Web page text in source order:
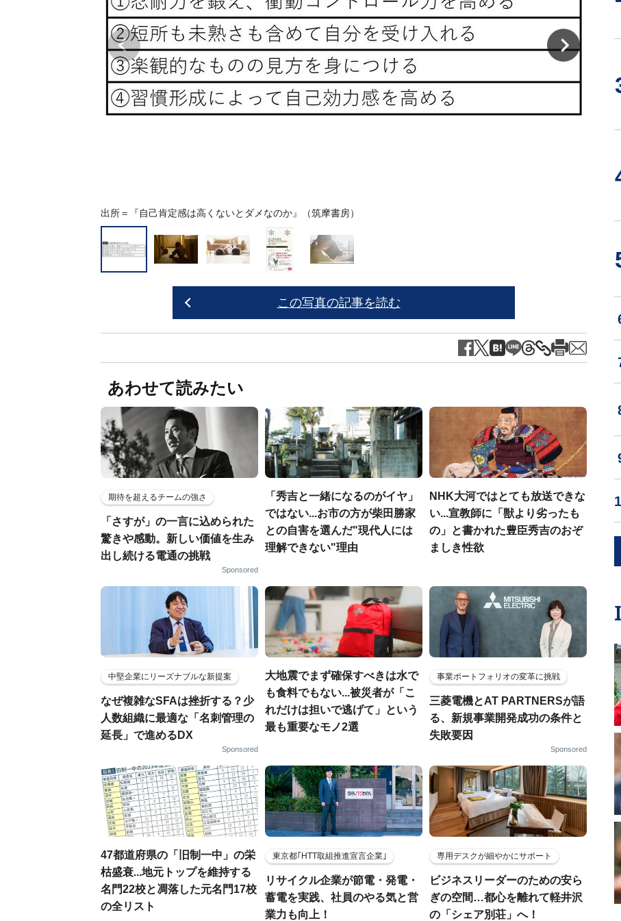
出所＝『自己肯定感は高くないとダメなのか』（筑摩書房） ※写真
この写真の記事を読む
あわせて読みたい
期待を超えるチームの強さ
「さすが」の一言に込められた
驚きや感動。新しい価値を生み
出し続ける電通の挑戦
Sponsored
「秀吉と一緒になるのがイヤ」
ではない...お市の方が柴田勝家
との自害を選んだ"現代人には
理解できない"理由
NHK大河ではとても放送できな
い...宣教師に「獣より劣ったも
の」と書かれた豊臣秀吉のおぞ
ましき性欲
中堅企業にリーズナブルな新提案
なぜ複雑なSFAは挫折する？少
人数組織に最適な「名刺管理の
延長」で進めるDX
Sponsored
大地震でまず確保すべきは水で
も食料でもない...被災者が「こ
れだけは担いで逃げて」という
最も重要なモノ2選
事業ポートフォリオの変革に挑戦
三菱電機とAT PARTNERSが語
る、新規事業開発成功の条件と
失敗要因
Sponsored
47都道府県の「旧制一中」の栄
枯盛衰...地元トップを維持する
名門22校と凋落した元名門17校
の全リスト
東京都｢HTT取組推進宣言企業｣
リサイクル企業が節電・発電・
蓄電を実践、社員のやる気と営
業力も向上！
専用デスクが細やかにサポート
ビジネスリーダーのための安ら
ぎの空間…都心を離れて軽井沢
の「シェア別荘」へ！